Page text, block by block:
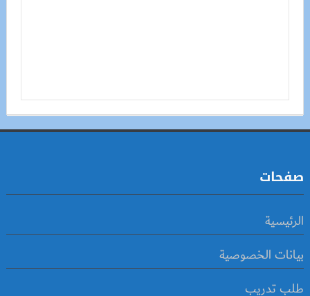
صفحات
الرئيسية
بيانات الخصوصية
طلب تدريب